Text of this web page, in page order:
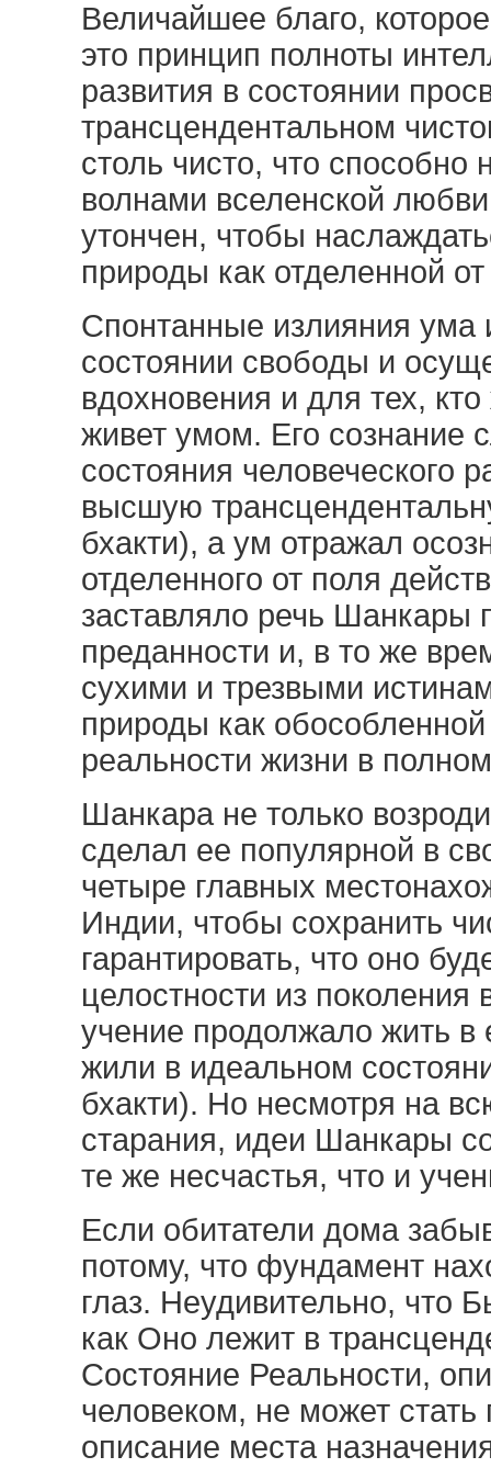
Величайшее благо,
это принцип полноты
развития в состоянии
трансцендентальном
столь чисто, что способно
волнами вселенской
утончен, чтобы
природы как отделенной
Спонтанные излияния
состоянии свободы и
вдохновения и для тех,
живет умом. Его сознание
состояния человеческого
высшую
бхакти), а ум отражал
отделенного от поля
заставляло речь Шанкары
преданности и, в то же
сухими и трезвыми
природы как
реальности жизни в
Шанкара не только
сделал ее популярной в
четыре главных
Индии, чтобы сохранить
гарантировать, что оно
целостности из поколения
учение продолжало жить в
жили в идеальном
бхакти). Но несмотря на
старания, идеи Шанкары
те же несчастья, что и
Если обитатели дома
потому, что фундамент
глаз. Неудивительно, что
как Оно лежит в
Состояние Реальности,
человеком, не может
описание места